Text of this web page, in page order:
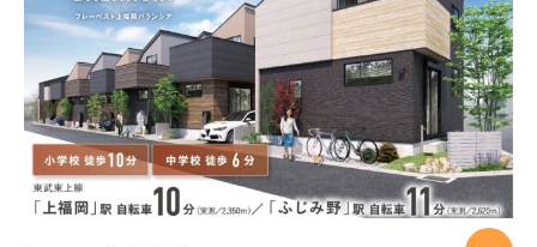
埼玉・中央エリア(50)
さいたま市(19)
さいたま市西区(4)
さいたま市北区(2)
さいたま市大宮区(0)
さいたま市見沼区(5)